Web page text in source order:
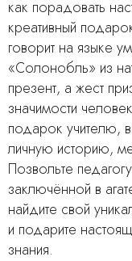
как порадовать
креативный
говорит на языке
«Солонобль» из
презент, а жест
значимости
подарок учителю,
личную историю,
Позвольте
заключённой в
найдите свой
и подарите
знания.